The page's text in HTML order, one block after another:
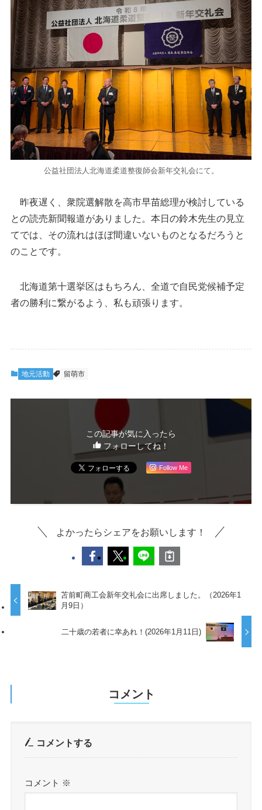
公益社団法人北海道柔道整復師会新年交礼会にて。
昨夜遅く、衆院選解散を高市早苗総理が検討している
との読売新聞報道がありました。本日の鈴木先生の見立
てでは、その流れはほぼ間違いないものとなるだろうと
のことです。
北海道第十選挙区はもちろん、全道で自民党候補予定
者の勝利に繋がるよう、私も頑張ります。
地元活動 留萌市
この記事が気に入ったら
フォローしてね！
Follow Me
よかったらシェアをお願いします！
苫前町商工会新年交礼会に出席しました。（2026年1
月9日）
二十歳の若者に幸あれ！(2026年1月11日)
コメント
コメントする
コメント ※